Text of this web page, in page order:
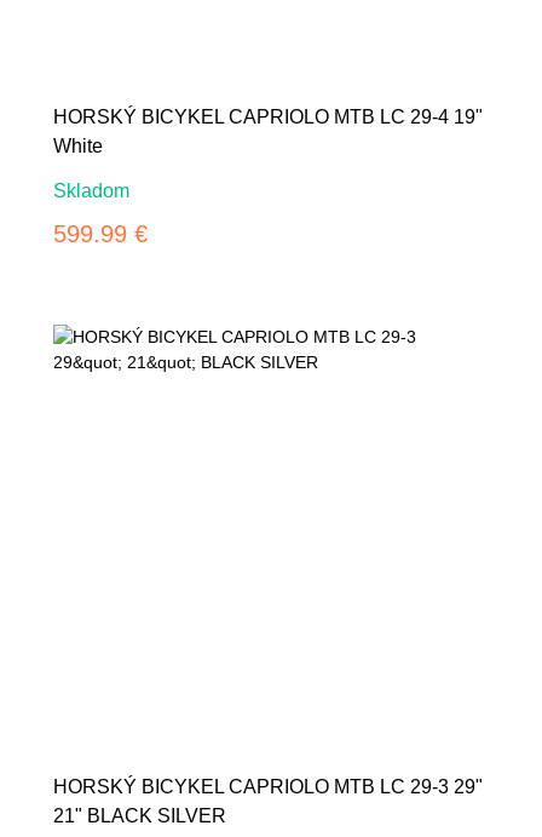
HORSKÝ BICYKEL CAPRIOLO MTB LC 29-4 19"
White
Skladom
599.99 €
HORSKÝ BICYKEL CAPRIOLO MTB LC 29-3 29"
21" BLACK SILVER